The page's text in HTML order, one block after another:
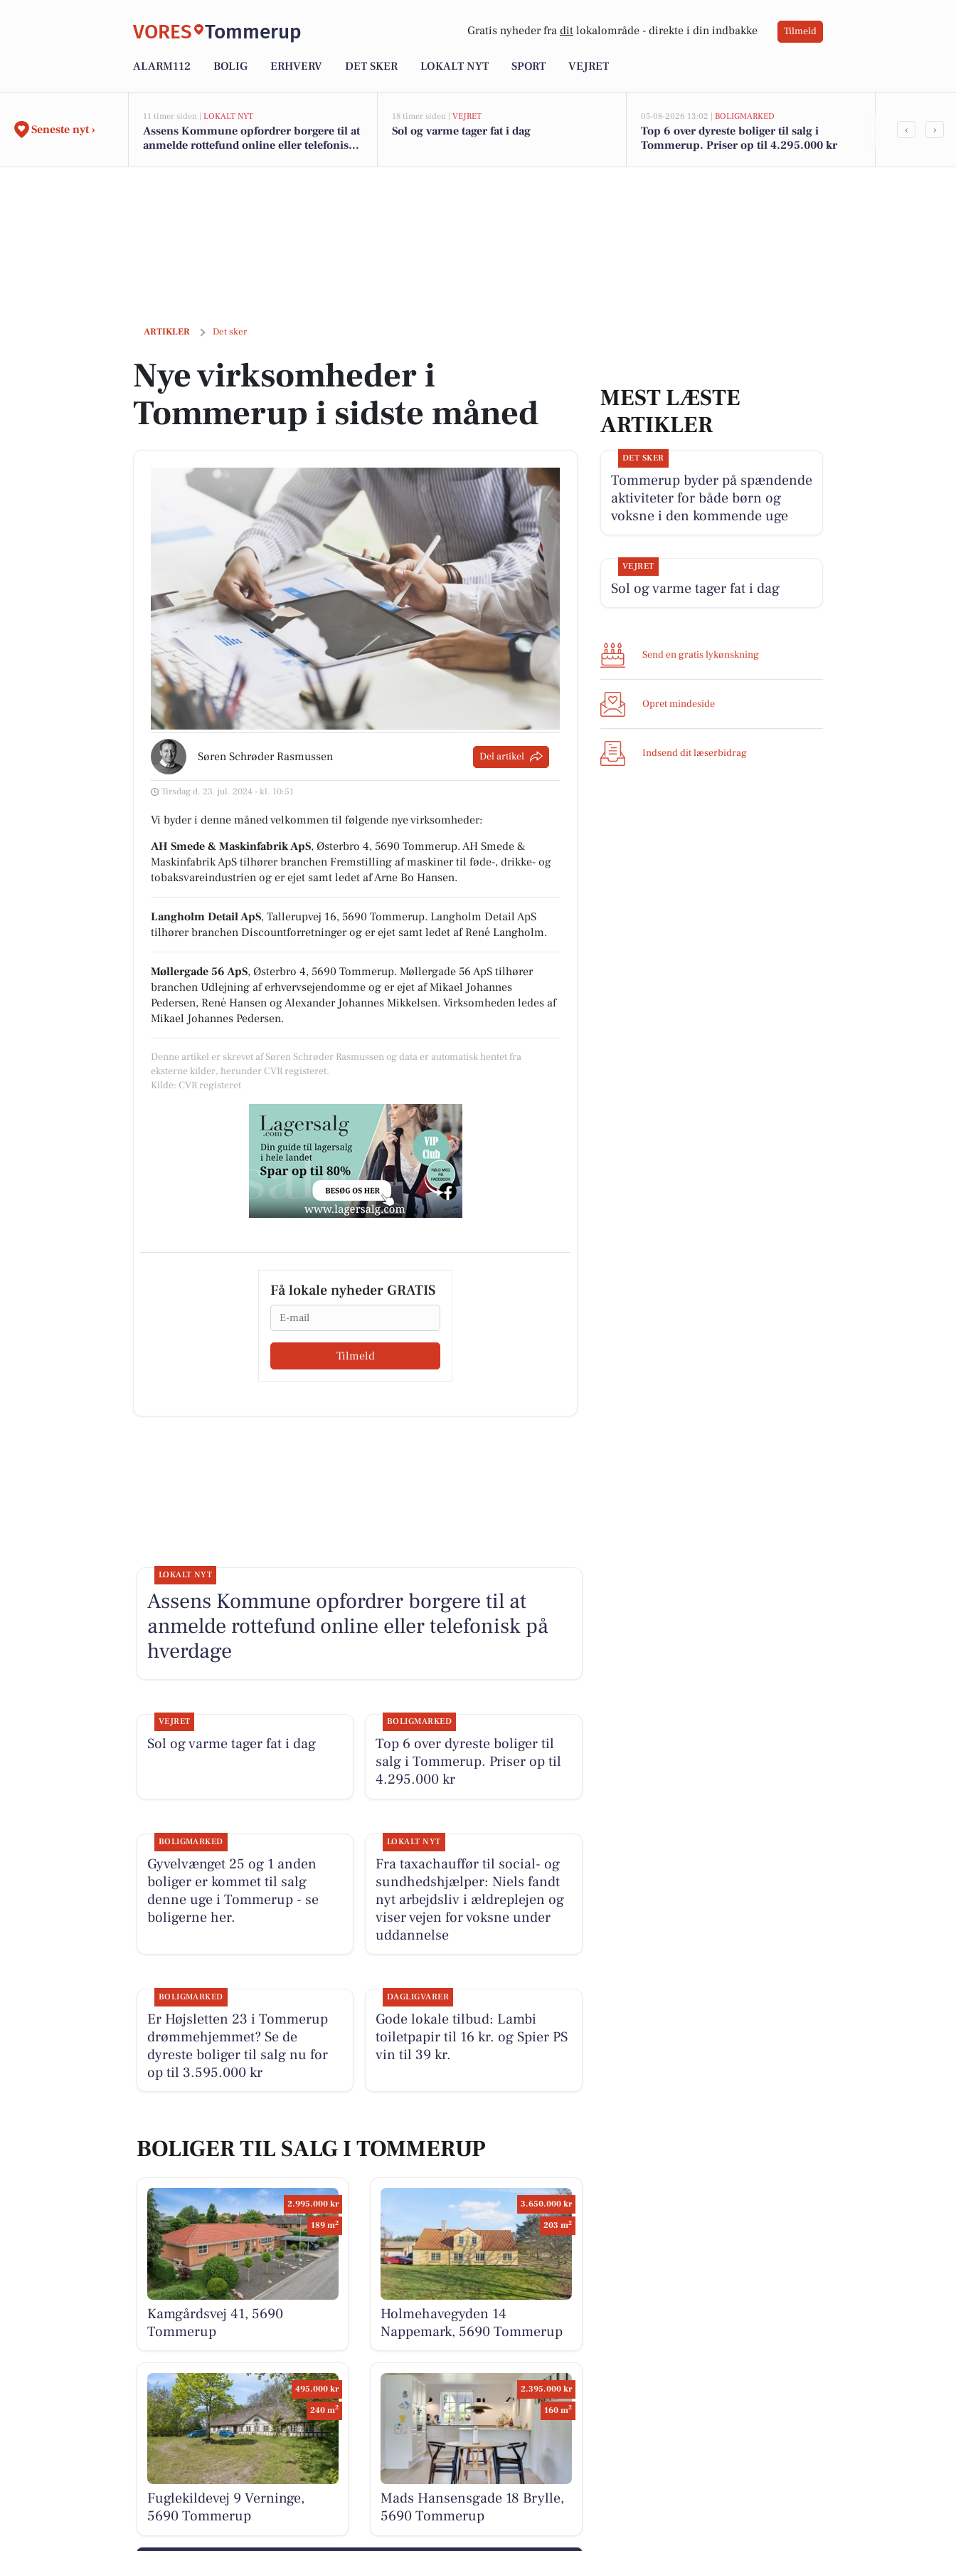
VORES Tommerup Gratis nyheder fra dit lokalområde - direkte i din indbakke Tilmeld
ALARM112 BOLIG ERHVERV DET SKER LOKALT NYT SPORT VEJRET
Seneste nyt ›
11 timer siden | LOKALT NYT
Assens Kommune opfordrer borgere til at
anmelde rottefund online eller telefonisk
18 timer siden | VEJRET
Sol og varme tager fat i dag
05-08-2026 13:02 | BOLIGMARKED
Top 6 over dyreste boliger til salg i
Tommerup. Priser op til 4.295.000 kr
‹ ›
ARTIKLER Det sker
Nye virksomheder i Tommerup i sidste måned
Nye virksomheder i
Tommerup i sidste måned
Søren Schrøder Rasmussen Del artikel
Tirsdag d. 23. jul. 2024 - kl. 10:51
Vi byder i denne måned velkommen til følgende nye virksomheder:
AH Smede & Maskinfabrik ApS, Østerbro 4, 5690 Tommerup. AH Smede &
Maskinfabrik ApS tilhører branchen Fremstilling af maskiner til føde-, drikke- og
tobaksvareindustrien og er ejet samt ledet af Arne Bo Hansen.
Langholm Detail ApS, Tallerupvej 16, 5690 Tommerup. Langholm Detail ApS
tilhører branchen Discountforretningerog er ejet samt ledet af René Langholm.
Møllergade 56 ApS, Østerbro 4, 5690 Tommerup. Møllergade 56 ApS tilhører
branchen Udlejning af erhvervsejendomme og er ejet af Mikael Johannes
Pedersen, René Hansen og Alexander Johannes Mikkelsen. Virksomheden ledes af
Mikael Johannes Pedersen.
Denne artikel er skrevet af Søren Schrøder Rasmussen og data er automatisk hentet fra
eksterne kilder, herunder CVR registeret.
Kilde: CVR registeret
Få lokale nyheder GRATIS
Email
Tilmeld
MEST LÆSTE
ARTIKLER
DET SKER
Tommerup byder på spændende
aktiviteter for både børn og
voksne i den kommende uge
VEJRET
Sol og varme tager fat i dag
Send en gratis lykønskning
Opret mindeside
Indsend dit læserbidrag
LOKALT NYT
Assens Kommune opfordrer borgere til at
anmelde rottefund online eller telefonisk på
hverdage
VEJRET
Sol og varme tager fat i dag
BOLIGMARKED
Top 6 over dyreste boliger til
salg i Tommerup. Priser op til
4.295.000 kr
BOLIGMARKED
Gyvelvænget 25 og 1 anden
boliger er kommet til salg
denne uge i Tommerup - se
boligerne her.
LOKALT NYT
Fra taxachauffør til social- og
sundhedshjælper: Niels fandt
nyt arbejdsliv i ældreplejen og
viser vejen for voksne under
uddannelse
BOLIGMARKED
Er Højsletten 23 i Tommerup
drømmehjemmet? Se de
dyreste boliger til salg nu for
op til 3.595.000 kr
DAGLIGVARER
Gode lokale tilbud: Lambi
toiletpapir til 16 kr. og Spier PS
vin til 39 kr.
BOLIGER TIL SALG I TOMMERUP
2.995.000 kr
189 m2
Kamgårdsvej 41, 5690
Tommerup
3.650.000 kr
203 m2
Holmehavegyden 14
Nappemark, 5690 Tommerup
495.000 kr
240 m2
Fuglekildevej 9 Verninge,
5690 Tommerup
2.395.000 kr
160 m2
Mads Hansensgade 18 Brylle,
5690 Tommerup